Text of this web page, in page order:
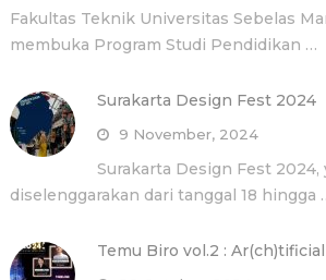
Fakultas Teknik Universitas Sebelas
membuka Program Studi Pendidikan …
Surakarta Design Fest 2024
9 November, 2024
Surakarta Design Fest 2024,
diselenggarakan dari tanggal 18 hingga
Temu Biro vol.2 :